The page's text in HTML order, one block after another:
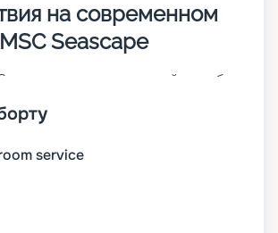
на современном
Seascape
– это четвертый корабль
в 2022 году. Основные его
14V 46F со специальной
выбросов;
service